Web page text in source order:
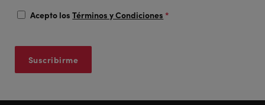
Acepto losTérminos y Condiciones *